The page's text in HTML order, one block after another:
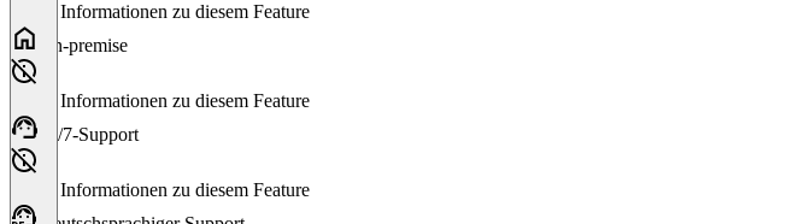
Keine Informationen zu diesem Feature
On-premise
Keine Informationen zu diesem Feature
24/7-Support
Keine Informationen zu diesem Feature